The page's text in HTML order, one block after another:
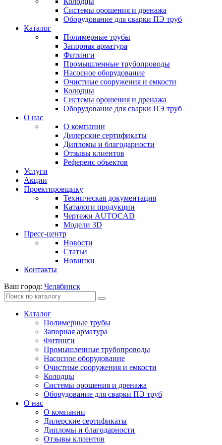
Системы орошения и дренажа
Оборудование для сварки ПЭ труб
Каталог
Полимерные трубы
Запорная арматура
Фитинги
Промышленные трубопроводы
Насосное оборудование
Очистные сооружения и емкости
Колодцы
Системы орошения и дренажа
Оборудование для сварки ПЭ труб
О нас
О компании
Дилерские сертификаты
Дипломы и благодарности
Отзывы клиентов
Референс объектов
Услуги
Акции
Проектировщику
Техническая документация
Каталоги продукции
Чертежи AUTOCAD
Модели 3D
Пресс-центр
Новости
Статьи
Новинки
Контакты
Ваш город: Челябинск
Каталог
Полимерные трубы
Запорная арматура
Фитинги
Промышленные трубопроводы
Насосное оборудование
Очистные сооружения и емкости
Колодцы
Системы орошения и дренажа
Оборудование для сварки ПЭ труб
О нас
О компании
Дилерские сертификаты
Дипломы и благодарности
Отзывы клиентов